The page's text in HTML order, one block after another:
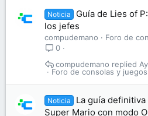
Noticia
Guía de Lies of
los jefes
compudemano
Foro de
0
Foro de consolas y juegos
compudemano
Noticia
La guía
Super Mario con modo